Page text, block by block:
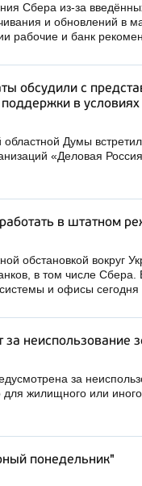
Сбера из-за
и обновлений в
рабочие и банк
обсудили с
в условиях
Думы
«Деловая
в штатном
обстановкой вокруг
в том числе
системы и офисы
неиспользование
за
жилищного или
понедельник"